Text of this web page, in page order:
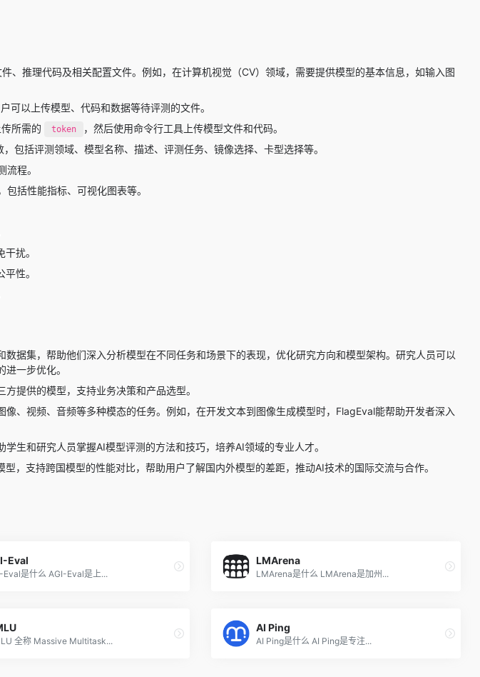
、推理代码及相关配置文件。例如，在计算机视觉（CV）领域，需要提供模型的基本信息，如输入图
可以上传模型、代码和数据等待评测的文件。
所需的 token
，然后使用命令行工具上传模型文件和代码。
包括评测领域、模型名称、描述、评测任务、镜像选择、卡型选择等。
程。
括性能指标、可视化图表等。
扰。
性。
据集，帮助他们深入分析模型在不同任务和场景下的表现，优化研究方向和模型架构。研究人员可以
一步优化。
提供的模型，支持业务决策和产品选型。
、视频、音频等多种模态的任务。例如，在开发文本到图像生成模型时，FlagEval能帮助开发者深入
生和研究人员掌握AI模型评测的方法和技巧，培养AI领域的专业人才。
，支持跨国模型的性能对比，帮助用户了解国内外模型的差距，推动AI技术的国际交流与合作。
Eval
Eval是什么 AGI-Eval是上...
LMArena
LMArena是什么 LMArena是加州...
全称 Massive Multitask...
AI Ping
AI Ping是什么 AI Ping是专注...